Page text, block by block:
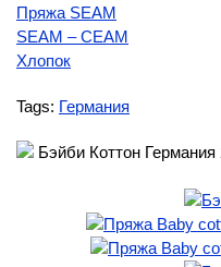
Пряжа SEAM
SEAM – СЕАМ
Хлопок
Tags: Германия